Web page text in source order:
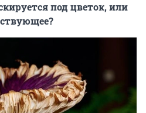
под цветок, или